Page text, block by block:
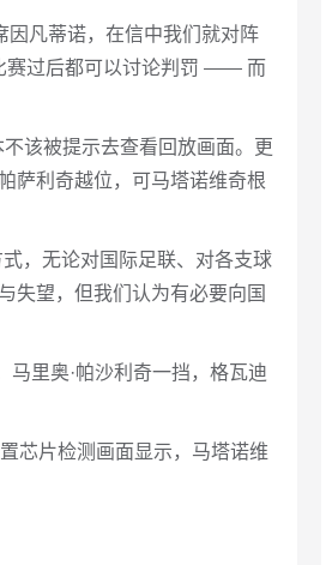
因凡蒂诺，在信中我们就对阵
赛过后都可以讨论判罚 —— 而
该被提示去查看回放画面。更
萨利奇越位，可马塔诺维奇根
，无论对国际足联、对各支球
失望，但我们认为有必要向国
里奥·帕沙利奇一挡，格瓦迪
芯片检测画面显示，马塔诺维